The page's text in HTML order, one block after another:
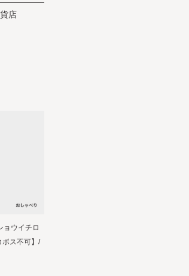
店
ウイチロ
ポス不可】/